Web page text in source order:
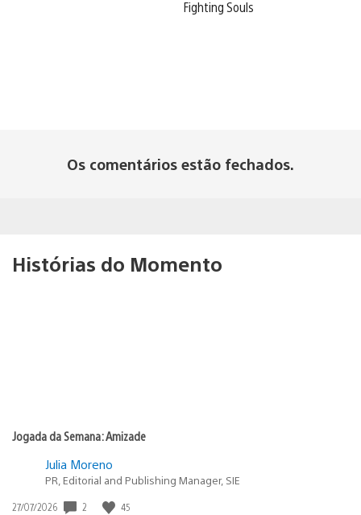
Fighting Souls
Os comentários estão fechados.
Histórias do Momento
Jogada da Semana: Amizade
Julia Moreno
PR, Editorial and Publishing Manager, SIE
Data
27/07/2026 2 45